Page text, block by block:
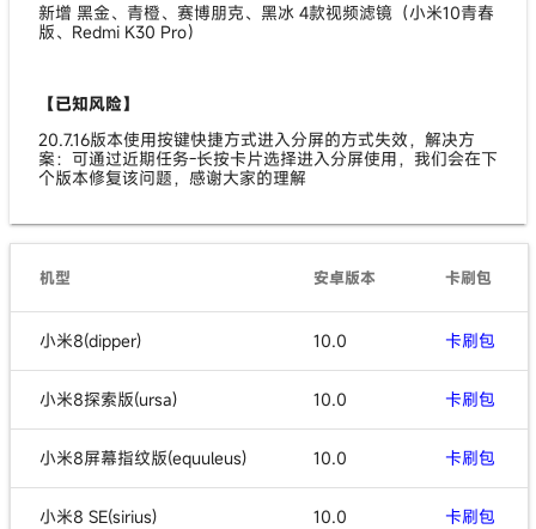
新增 黑金、青橙、赛博朋克、黑冰 4款视频滤镜（小米10青春
版、Redmi K30 Pro）
【已知风险】
20.7.16版本使用按键快捷方式进入分屏的方式失效，解决方
案：可通过近期任务-长按卡片选择进入分屏使用，我们会在下
个版本修复该问题，感谢大家的理解
机型 安卓版本 卡刷包
小米8(dipper) 10.0 卡刷包
小米8探索版(ursa) 10.0 卡刷包
小米8屏幕指纹版(equuleus) 10.0 卡刷包
小米8 SE(sirius) 10.0 卡刷包